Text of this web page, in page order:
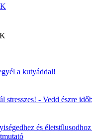
a kutyáddal!
stresszes! - Vedd észre
és